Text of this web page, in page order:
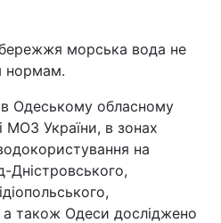
морська вода не
нормам.
Одеському обласному
МОЗ України, в зонах
на
Дністровського,
а також Одеси досліджено